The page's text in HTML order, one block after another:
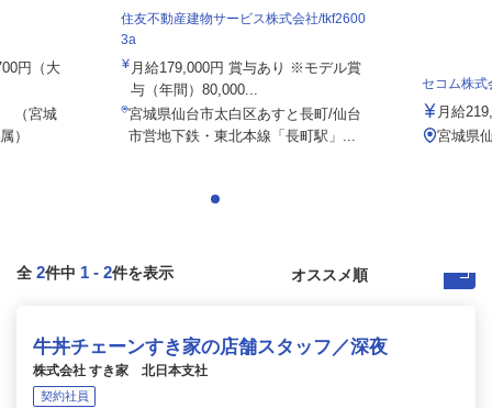
円（大
（宮城
）
住友不動産建物サービス株式会社/tkf2600
3a
月給179,000円 賞与あり ※モデル賞
与（年間）80,000...
宮城県仙台市太白区あすと長町/仙台
市営地下鉄・東北本線「長町駅」...
セコム株式
月給
宮城県
全 2件中 1 - 2件を表示
牛丼チェーンすき家の店舗スタッフ／深夜
株式会社 すき家 北日本支社
契約社員